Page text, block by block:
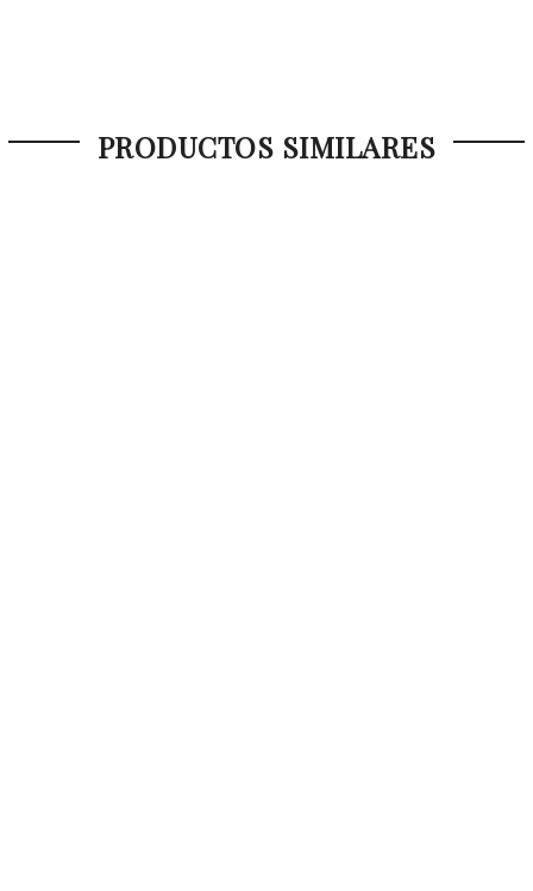
PRODUCTOS SIMILARES